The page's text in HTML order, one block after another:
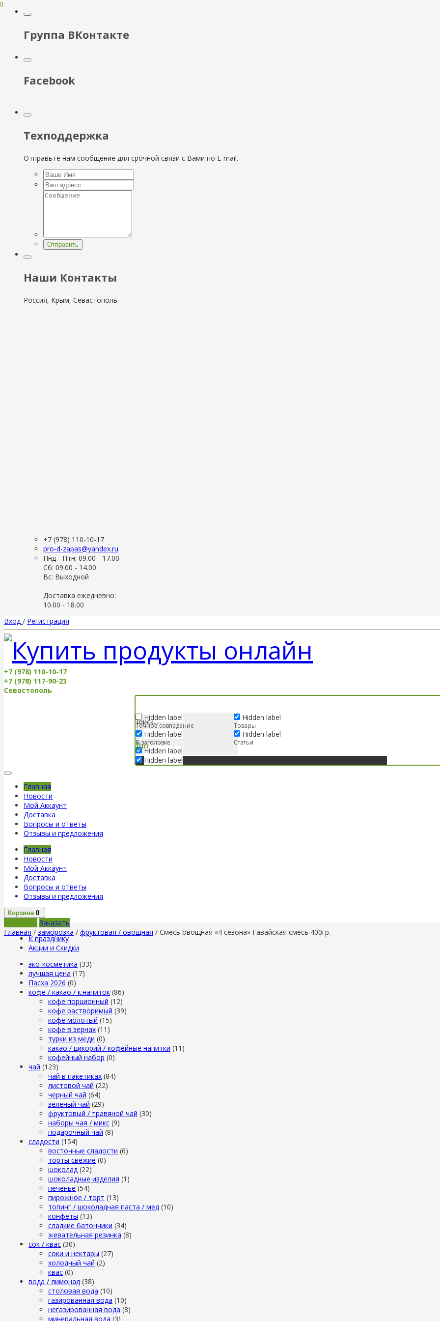
Группа ВКонтакте
Facebook
Техподдержка
Отправьте нам сообщение для срочной связи с Вами по E-mail.
Отправить
Наши Контакты
Россия, Крым, Севастополь
+7 (978) 110-10-17
pro-d-zapas@yandex.ru
Пнд - Птн: 09.00 - 17.00
Сб: 09.00 - 14.00
Вс: Выходной
Доставка ежедневно:
10.00 - 18.00
Вход / Регистрация
+7 (978) 110-10-17
+7 (978) 117-90-23
Севастополь
Hidden label
Точное совпадение
Hidden label
В заголовке
Hidden label
Hidden label
Hidden label
Товары
Hidden label
Статьи
Главная
Новости
Мой Аккаунт
Доставка
Вопросы и ответы
Отзывы и предложения
Главная
Новости
Мой Аккаунт
Доставка
Вопросы и ответы
Отзывы и предложения
Корзина 0
Заказать
Главная / заморозка / фруктовая / овощная / Смесь овощная «4 сезона» Гавайская смесь 400гр.
К празднику
Акции и Скидки
эко-косметика (33)
лучшая цена (17)
Пасха 2026 (0)
кофе / какао / к.напиток (86)
кофе порционный (12)
кофе растворимый (39)
кофе молотый (15)
кофе в зернах (11)
турки из меди (0)
какао / цикорий / кофейные напитки (11)
кофейный набор (0)
чай (123)
чай в пакетиках (84)
листовой чай (22)
черный чай (64)
зеленый чай (29)
фруктовый / травяной чай (30)
наборы чая / микс (9)
подарочный чай (8)
сладости (154)
восточные сладости (6)
торты свежие (0)
шоколад (22)
шоколадные изделия (1)
печенье (54)
пирожное / торт (13)
топинг / шоколадная паста / мед (10)
конфеты (13)
сладкие батончики (34)
жевательная резинка (8)
сок / квас (30)
соки и нектары (27)
холодный чай (2)
квас (0)
вода / лимонад (38)
столовая вода (10)
газированная вода (10)
негазированная вода (8)
минеральная вода (3)